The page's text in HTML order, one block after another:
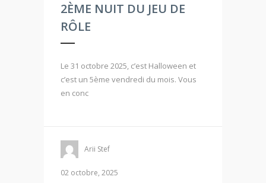
2ÈME NUIT DU JEU DE
RÔLE
Le 31 octobre 2025, c’est Halloween et
c’est un 5ème vendredi du mois. Vous
en conc
Arii Stef
02 octobre, 2025